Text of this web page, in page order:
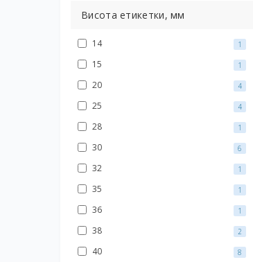
Висота етикетки, мм
14 1
15 1
20 4
25 4
28 1
30 6
32 1
35 1
36 1
38 2
40 8